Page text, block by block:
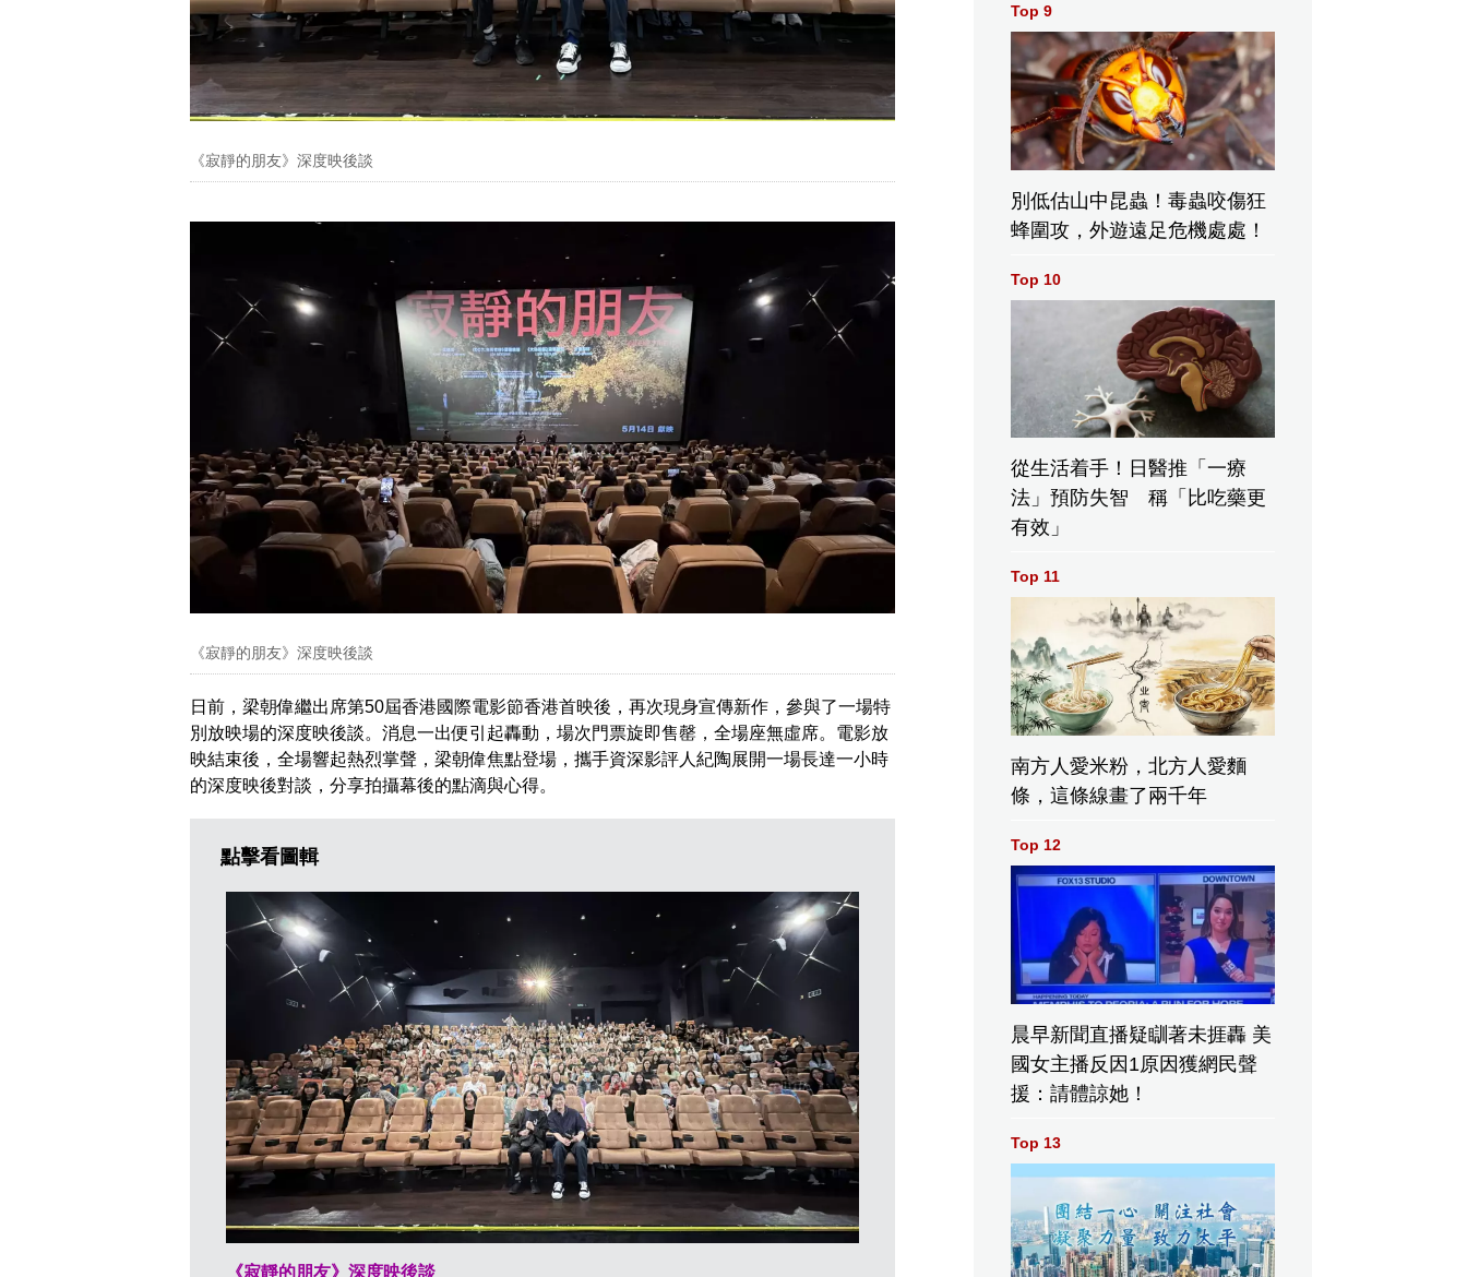
《寂靜的朋友》深度映後談
《寂靜的朋友》深度映後談
日前，梁朝偉繼出席第50屆香港國際電影節香港首映後，再次現身宣傳新作，參與了一場特
別放映場的深度映後談。消息一出便引起轟動，場次門票旋即售罄，全場座無虛席。電影放
映結束後，全場響起熱烈掌聲，梁朝偉焦點登場，攜手資深影評人紀陶展開一場長達一小時
的深度映後對談，分享拍攝幕後的點滴與心得。
點擊看圖輯
《寂靜的朋友》深度映後談
Top 9
別低估山中昆蟲！毒蟲咬傷狂
蜂圍攻，外遊遠足危機處處！
Top 10
從生活着手！日醫推「一療
法」預防失智 稱「比吃藥更
有效」
Top 11
南方人愛米粉，北方人愛麵
條，這條線畫了兩千年
Top 12
晨早新聞直播疑瞓著未捱轟 美
國女主播反因1原因獲網民聲
援：請體諒她！
Top 13